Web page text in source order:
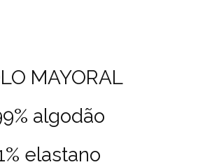
MAYORAL
algodão
elastano